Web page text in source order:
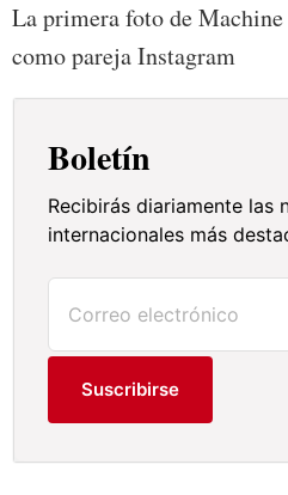
La primera foto de
como pareja Instagram
Boletín
Recibirás diariamente las
internacionales más
Suscribirse